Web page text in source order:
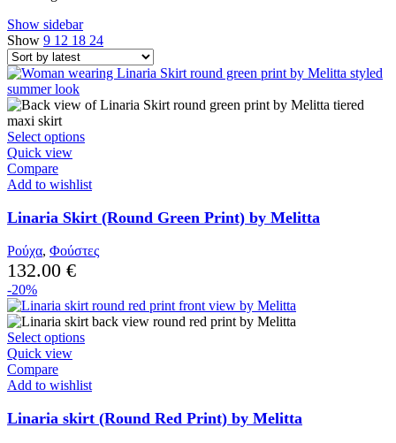
Show sidebar
Show 9 12 18 24
Select optionsThis
multiple
The
options
may
the
product
page
Quick view
Compare
Add to wishlist
Linaria Skirt (Round Green Print) by Melitta
Ρούχα, Φούστες
132.00 €
-20%
Select optionsThis
multiple
The
options
Quick view
Compare
Add to wishlist
Linaria skirt (Round Red Print) by Melitta